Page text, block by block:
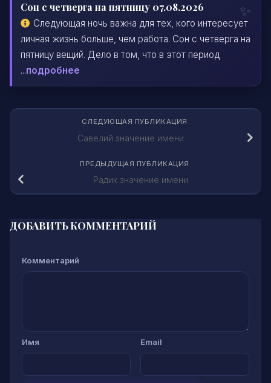
Сон с четверга на пятницу 07.08.2026
Следующая ночь важна для тех, кого интересует
личная жизнь больше, чем работа. Сон с четверга на
пятницу вещий. Дело в том, что в этот период
...подробнее
СЛЕДУЮЩАЯ ПУБЛИКАЦИЯ
Савелий значение имени
ПРЕДЫДУЩАЯ ПУБЛИКАЦИЯ
Радик значение имени
ДОБАВИТЬ КОММЕНТАРИЙ
Комментарий
Имя Email